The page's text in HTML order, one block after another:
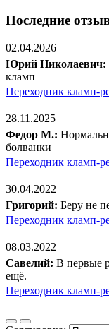
Последние
02.04.2026
Юрий Николаевич:
кламп
Переходник кламп-
28.11.2025
Федор М.:
болванки
Переходник кламп-
30.04.2022
Григорий: Беру не
Переходник кламп-
08.03.2022
Савелий: В первые
ещё.
Переходник кламп-